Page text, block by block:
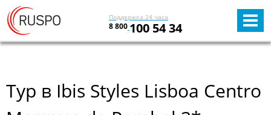
Поддержка 24 часа
8 800 100 54 34
Тур в Ibis Styles Lisboa Centro